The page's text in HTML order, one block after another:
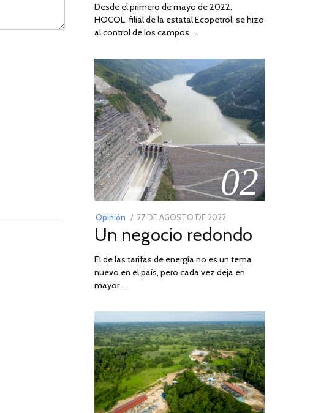
Desde el primero de mayo de 2022,
HOCOL, filial de la estatal Ecopetrol, se hizo
al control de los campos …
02
Opinión
POSTED
ON
27 DE AGOSTO DE 2022
DE
DE
2022
Un negocio redondo
El de las tarifas de energía no es un tema
nuevo en el país, pero cada vez deja en
mayor …